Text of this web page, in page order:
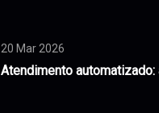
20 Mar 2026
Atendimento automatizado: